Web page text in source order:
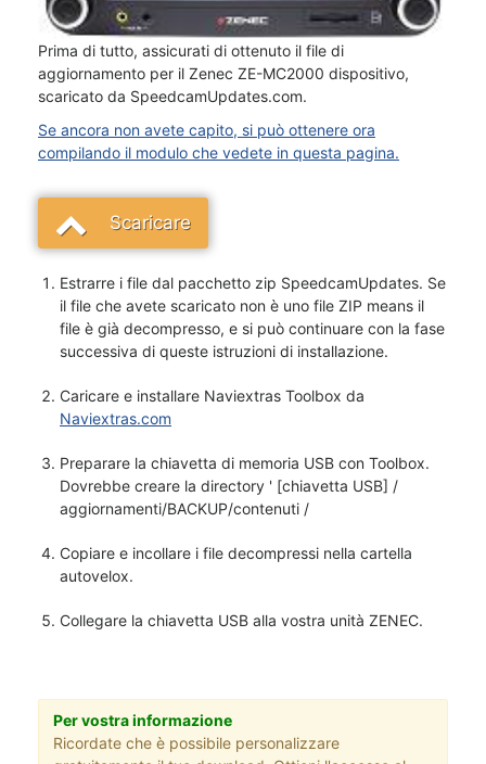
Prima di tutto, assicurati di ottenuto il file di
aggiornamento per il Zenec ZE-MC2000 dispositivo,
scaricato da SpeedcamUpdates.com.
Se ancora non avete capito, si può ottenere ora
compilando il modulo che vedete in questa pagina.
Scaricare
Estrarre i file dal pacchetto zip SpeedcamUpdates. Se
il file che avete scaricato non è uno file ZIP means il
file è già decompresso, e si può continuare con la fase
successiva di queste istruzioni di installazione.
Caricare e installare Naviextras Toolbox da
Naviextras.com
Preparare la chiavetta di memoria USB con Toolbox.
Dovrebbe creare la directory ' [chiavetta USB] /
aggiornamenti/BACKUP/contenuti /
Copiare e incollare i file decompressi nella cartella
autovelox.
Collegare la chiavetta USB alla vostra unità ZENEC.
Per vostra informazione
Ricordate che è possibile personalizzare